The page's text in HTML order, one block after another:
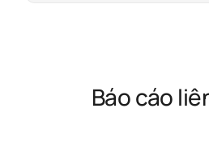
Báo cáo